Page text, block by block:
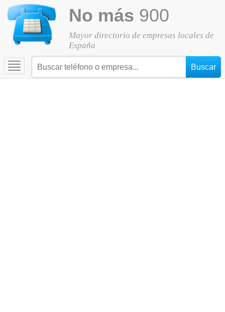
No más 900
Mayor directorio de empresas locales de
España
Toggle
navigation